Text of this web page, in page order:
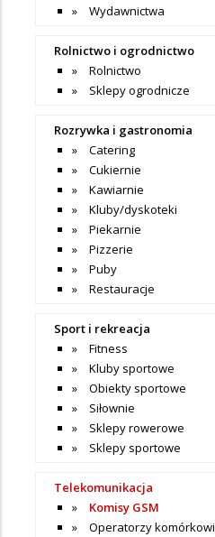
Wydawnictwa
Rolnictwo i ogrodnictwo
Rolnictwo
Sklepy ogrodnicze
Rozrywka i gastronomia
Catering
Cukiernie
Kawiarnie
Kluby/dyskoteki
Piekarnie
Pizzerie
Puby
Restauracje
Sport i rekreacja
Fitness
Kluby sportowe
Obiekty sportowe
Siłownie
Sklepy rowerowe
Sklepy sportowe
Telekomunikacja
Komisy GSM
Operatorzy komórkowi